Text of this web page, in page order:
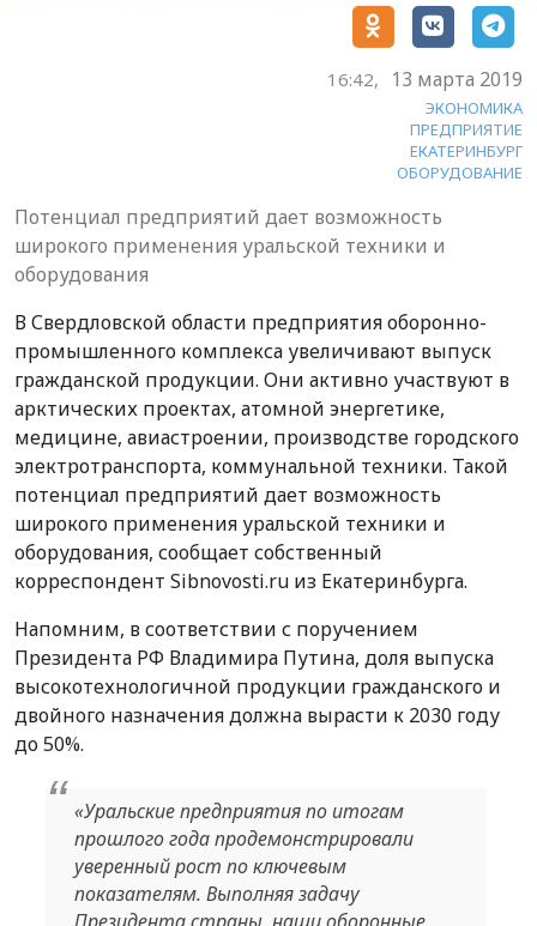
16:42, 13 марта 2019
ЭКОНОМИКА
ПРЕДПРИЯТИЕ
ЕКАТЕРИНБУРГ
ОБОРУДОВАНИЕ
Потенциал предприятий дает возможность
широкого применения уральской техники и
оборудования
В Свердловской области предприятия оборонно-
промышленного комплекса увеличивают выпуск
гражданской продукции. Они активно участвуют в
арктических проектах, атомной энергетике,
медицине, авиастроении, производстве городского
электротранспорта, коммунальной техники. Такой
потенциал предприятий дает возможность
широкого применения уральской техники и
оборудования, сообщает собственный
корреспондент Sibnovosti.ru из Екатеринбурга.
Напомним, в соответствии с поручением
Президента РФ Владимира Путина, доля выпуска
высокотехнологичной продукции гражданского и
двойного назначения должна вырасти к 2030 году
до 50%.
«Уральские предприятия по итогам
прошлого года продемонстрировали
уверенный рост по ключевым
показателям. Выполняя задачу